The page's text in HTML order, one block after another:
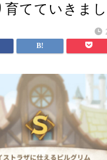
てていきまし